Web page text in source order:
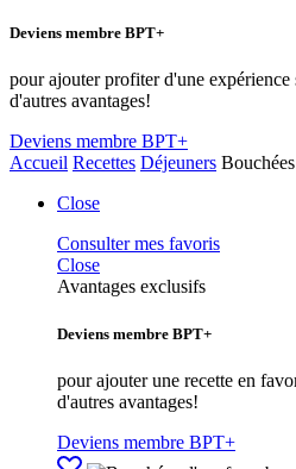
Deviens membre BPT+
pour ajouter profiter d'une expérience
d'autres avantages!
Deviens membre BPT+
Accueil Recettes Déjeuners
Close
Consulter mes favoris
Close
Avantages exclusifs
Deviens membre BPT+
pour ajouter une recette en
d'autres avantages!
Deviens membre BPT+